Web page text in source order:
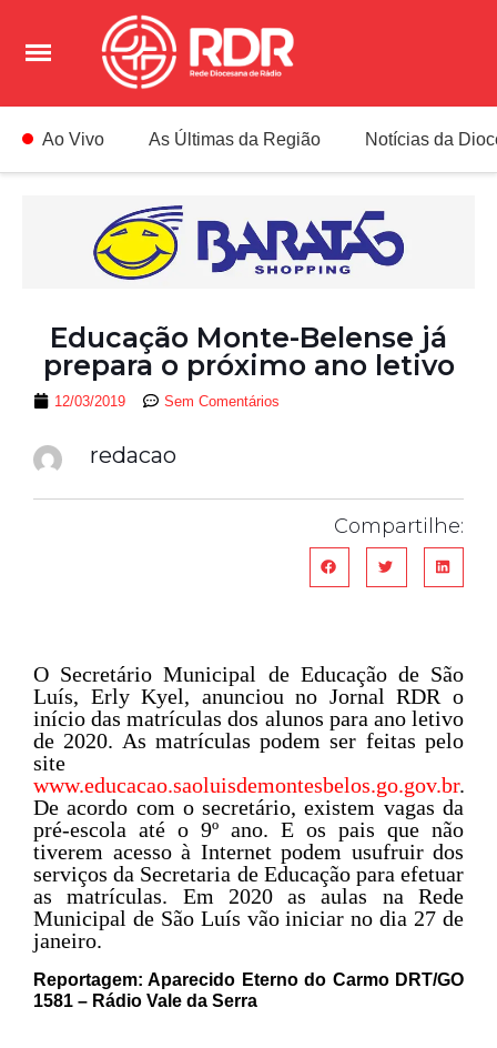
Ao Vivo As Últimas da Região Notícias da
Educação Monte-Belense já
prepara o próximo ano letivo
12/03/2019 Sem Comentários
redacao
Compartilhe:
O Secretário Municipal de Educação de São
Luís, Erly Kyel, anunciou no Jornal RDR o
início das matrículas dos alunos para ano letivo
de 2020. As matrículas podem ser feitas pelo
site
www.educacao.saoluisdemontesbelos.go.gov.br.
De acordo com o secretário, existem vagas da
pré-escola até o 9º ano. E os pais que não
tiverem acesso à Internet podem usufruir dos
serviços da Secretaria de Educação para efetuar
as matrículas. Em 2020 as aulas na Rede
Municipal de São Luís vão iniciar no dia 27 de
janeiro.
Reportagem: Aparecido Eterno do Carmo DRT/GO
1581 – Rádio Vale da Serra